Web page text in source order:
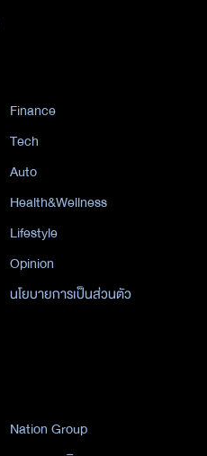
Finance
Tech
Auto
Health&Wellness
Lifestyle
Opinion
นโยบายการเป็นส่วนตัว
Nation Group